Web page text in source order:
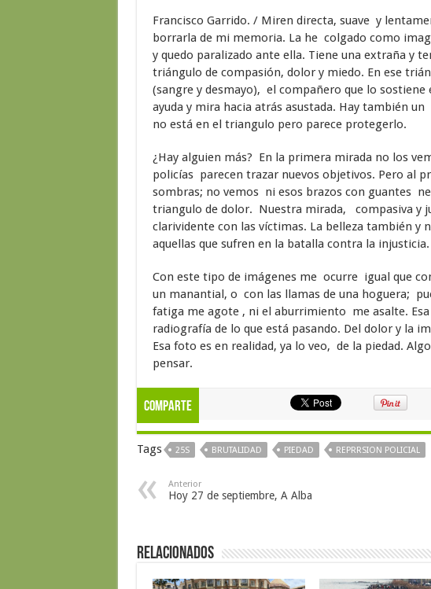
Francisco Garrido. / Miren directa, suave y
borrarla de mi memoria. La he colgado como
y quedo paralizado ante ella. Tiene una extraña y
triángulo de compasión, dolor y miedo. En ese
(sangre y desmayo), el compañero que lo sostiene
ayuda y mira hacia atrás asustada. Hay también
no está en el triangulo pero parece protegerlo.
¿Hay alguien más? En la primera mirada no los
policías parecen trazar nuevos objetivos. Pero al
sombras; no vemos ni esos brazos con guantes
triangulo de dolor. Nuestra mirada, compasiva y
clarividente con las víctimas. La belleza también y
aquellas que sufren en la batalla contra la injusticia.
Con este tipo de imágenes me ocurre igual que
un manantial, o con las llamas de una hoguera;
fatiga me agote , ni el aburrimiento me asalte.
radiografía de lo que está pasando. Del dolor y la
Esa foto es en realidad, ya lo veo, de la piedad.
pensar.
Comparte
Tags 25S BRUTALIDAD PIEDAD REPRRSION POLICIAL
Anterior
Hoy 27 de septiembre, A Alba
Relacionados